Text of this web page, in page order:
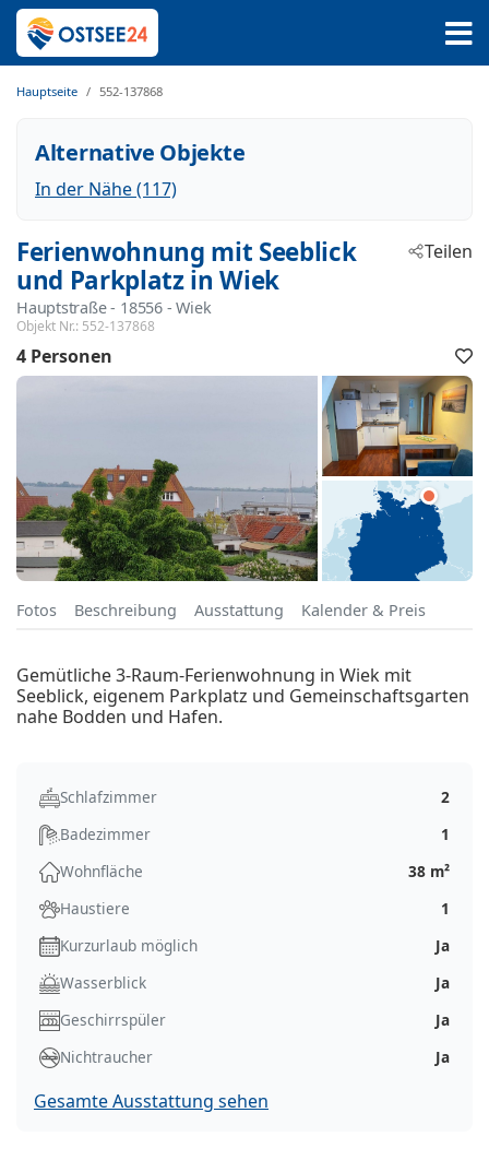
Hauptseite 552-137868
Alternative Objekte
In der Nähe (117)
Ferienwohnung mit Seeblick
und Parkplatz in Wiek
Hauptstraße - 18556 - Wiek
Objekt Nr.: 552-137868
Teilen
4 Personen
Fotos Beschreibung Ausstattung Kalender & Preis
Gemütliche 3-Raum-Ferienwohnung in Wiek mit
Seeblick, eigenem Parkplatz und Gemeinschaftsgarten
nahe Bodden und Hafen.
Schlafzimmer
2
Badezimmer
1
Wohnfläche
38 m²
Haustiere
1
Kurzurlaub möglich
Ja
Wasserblick
Ja
Geschirrspüler
Ja
Nichtraucher
Ja
Gesamte Ausstattung sehen